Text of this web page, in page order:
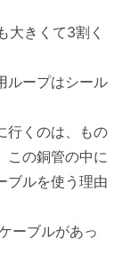
大きくて3割く
ループはシール
行くのは、もの
この銅管の中に
ブルを使う理由
ーブルがあっ